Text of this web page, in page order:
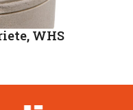
WHS